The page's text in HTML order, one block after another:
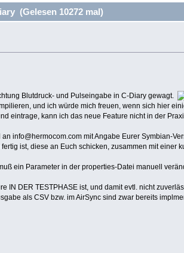
(Gelesen 10272 mal)
Blutdruck- und Pulseingabe in C-Diary gewagt.
und ich würde mich freuen, wenn sich hier
eintrage, kann ich das neue Feature nicht in der
info@hermocom.com mit Angabe Eurer Symbian-
ist, diese an Euch schicken, zusammen mit einer
ein Parameter in der properties-Datei manuell
IN DER TESTPHASE ist, und damit evtl. nicht
als CSV bzw. im AirSync sind zwar bereits